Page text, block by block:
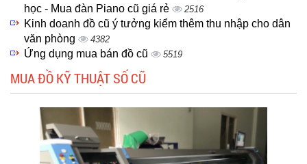
học - Mua đàn Piano cũ giá rẻ
2516
Kinh doanh đồ cũ ý tưởng kiểm thêm thu nhập cho dân
văn phòng
4382
Ứng dụng mua bán đồ cũ 5519
MUA ĐỒ KỸ THUẬT SỐ CŨ